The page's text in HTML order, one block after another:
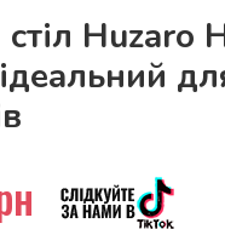
стіл Huzaro